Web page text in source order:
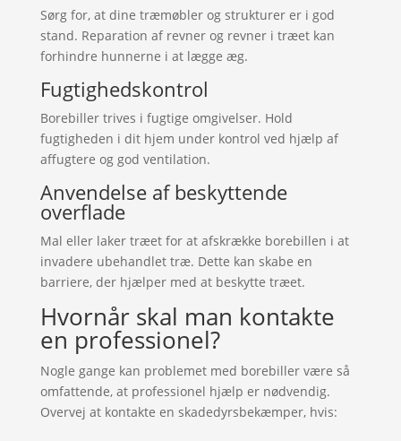
Sørg for, at dine træmøbler og strukturer er i god
stand. Reparation af revner og revner i træet kan
forhindre hunnerne i at lægge æg.
Fugtighedskontrol
Borebiller trives i fugtige omgivelser. Hold
fugtigheden i dit hjem under kontrol ved hjælp af
affugtere og god ventilation.
Anvendelse af beskyttende
overflade
Mal eller laker træet for at afskrække borebillen i at
invadere ubehandlet træ. Dette kan skabe en
barriere, der hjælper med at beskytte træet.
Hvornår skal man kontakte
en professionel?
Nogle gange kan problemet med borebiller være så
omfattende, at professionel hjælp er nødvendig.
Overvej at kontakte en skadedyrsbekæmper, hvis: